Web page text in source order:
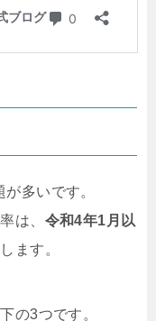
多いです。
は、 令和4年1月以
ます。
の3つです。